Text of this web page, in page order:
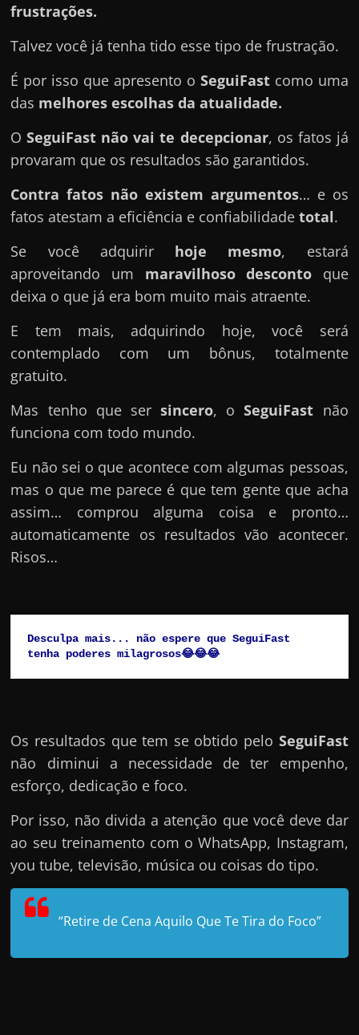
frustrações.
Talvez você já tenha tido esse tipo de frustração.
É por isso que apresento o SeguiFastcomo uma
das melhores escolhas da atualidade.
OSeguiFast não vai te decepcionar, os fatos já
provaram que os resultados são garantidos.
Contra fatos não existem argumentos… e os
fatos atestam a eficiência e confiabilidadetotal.
Se você adquirir hoje mesmo, estará
aproveitando um maravilhoso desconto que
deixa o que já era bom muito mais atraente.
E tem mais, adquirindo hoje, você será
contemplado com um bônus, totalmente
gratuito.
Mas tenho que sersincero, oSeguiFast não
funciona com todo mundo.
Eu não sei o que acontece com algumas pessoas,
mas o que me parece é que tem gente que acha
assim… comprou alguma coisa e pronto…
automaticamente os resultados vão acontecer.
Risos…
Desculpa mais... não espere que SeguiFast
tenha poderes milagrosos😂😂😂
Os resultados que tem se obtido pelo SeguiFast
não diminui a necessidade de ter empenho,
esforço, dedicação e foco.
Por isso, não divida a atenção que você deve dar
ao seu treinamento com o WhatsApp, Instagram,
you tube, televisão, música ou coisas do tipo.
“Retire de Cena Aquilo Que Te Tira do Foco”